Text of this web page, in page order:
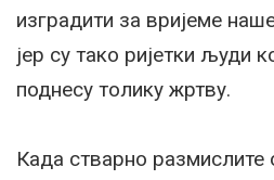
изградити за вријеме
јер су тако ријетки људи
поднесу толику жртву.
Када стварно размислите